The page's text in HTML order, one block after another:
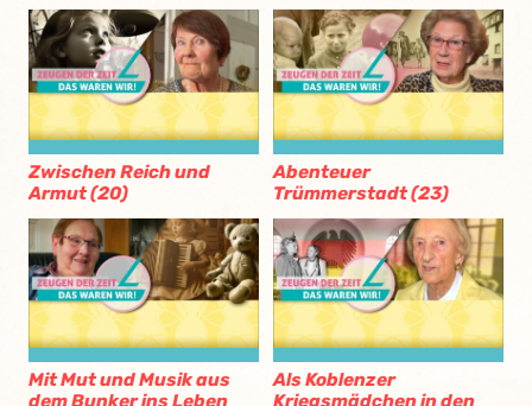
Zwischen Reich und
Armut (20)
Abenteuer
Trümmerstadt (23)
Mit Mut und Musik aus
dem Bunker ins Leben
Als Koblenzer
Kriegsmädchen in den